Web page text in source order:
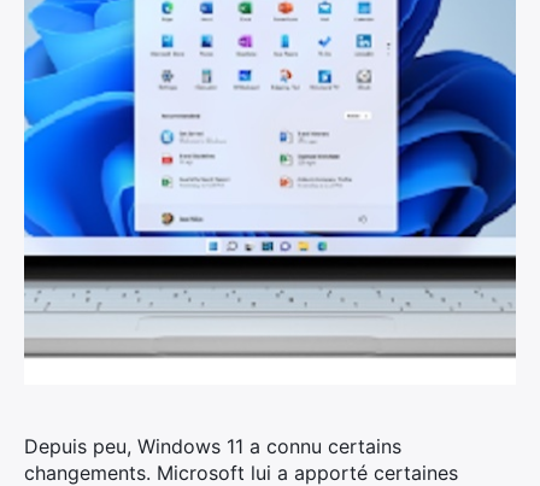
Depuis peu, Windows 11 a connu certains
changements. Microsoft lui a apporté certaines